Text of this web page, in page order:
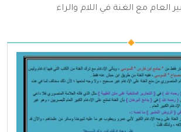
العام مع الغنة في اللام والراء